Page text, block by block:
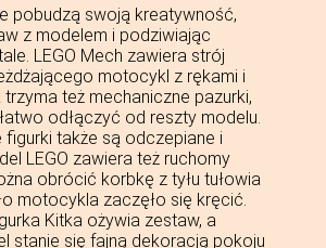
pobudzą swoją kreatywność,
z modelem i podziwiając
LEGO Mech zawiera strój
motocykl z rękami i
trzyma też mechaniczne pazurki,
odłączyć od reszty modelu.
figurki także są odczepiane i
LEGO zawiera też ruchomy
obrócić korbkę z tyłu tułowia
motocykla zaczęło się kręcić.
Kitka ożywia zestaw, a
stanie się fajną dekoracją pokoju